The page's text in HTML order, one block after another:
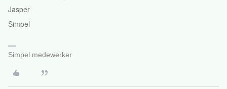
Jasper
Simpel
Simpel medewerker